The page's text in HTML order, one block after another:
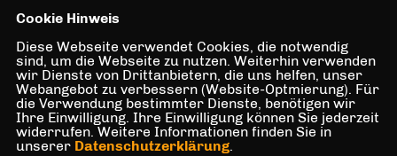
Cookie Hinweis
Diese Webseite verwendet Cookies, die notwendig
sind, um die Webseite zu nutzen. Weiterhin verwenden
wir Dienste von Drittanbietern, die uns helfen, unser
Webangebot zu verbessern (Website-Optmierung). Für
die Verwendung bestimmter Dienste, benötigen wir
Ihre Einwilligung. Ihre Einwilligung können Sie jederzeit
widerrufen. Weitere Informationen finden Sie in
unserer Datenschutzerklärung.